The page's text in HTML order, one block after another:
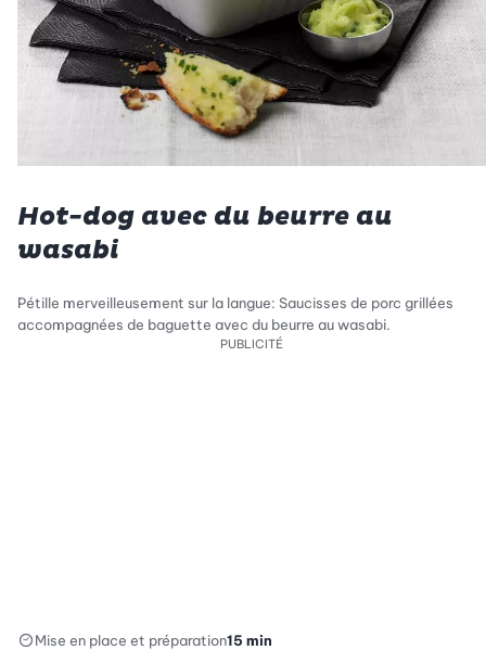
Hot-dog avec du beurre au
wasabi
Pétille merveilleusement sur la langue: Saucisses de porc grillées
accompagnées de baguette avec du beurre au wasabi.
PUBLICITÉ
Mise en place et préparation15 min